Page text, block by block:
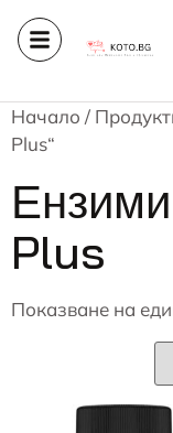
Начало /
Plus“
Plus
Показване на